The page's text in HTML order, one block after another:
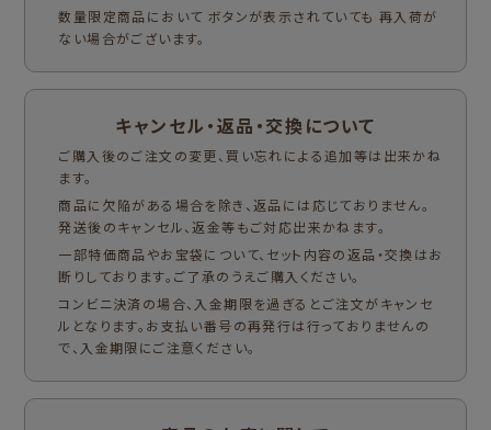
数量限定商品において ボタンが表示されていても 再入荷が
ない場合がございます。
キャンセル・返品・交換について
ご購入後のご注文の変更、買い忘れによる追加等は出来かね
ます。
商品に欠陥がある場合を除き、返品には応じておりません。
発送後のキャンセル、返金等もご対応出来かねます。
一部特価商品やお宝袋について、セット内容の返品・交換はお
断りしております。ご了承のうえご購入ください。
コンビニ決済の場合、入金期限を過ぎるとご注文がキャンセ
ルとなります。お支払い番号の再発行は行っておりませんの
で、入金期限にご注意ください。